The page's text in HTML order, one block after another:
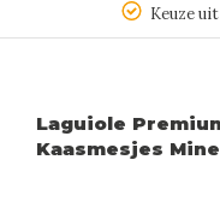
Keuze
Laguiole
Kaasmesjes